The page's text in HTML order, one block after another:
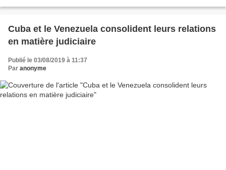
Cuba et le Venezuela consolident leurs relations
en matière judiciaire
Publié le 03/08/2019 à 11:37
Par anonyme